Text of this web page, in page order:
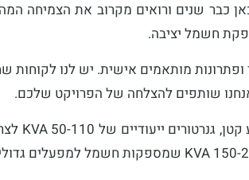
כבר שנים ורואים מקרוב את הצמיחה
חשמל יציבה.
מותאמים אישית. יש לנו לקוחות
אנחנו שותפים להצלחה של הפרויקט שלכם.